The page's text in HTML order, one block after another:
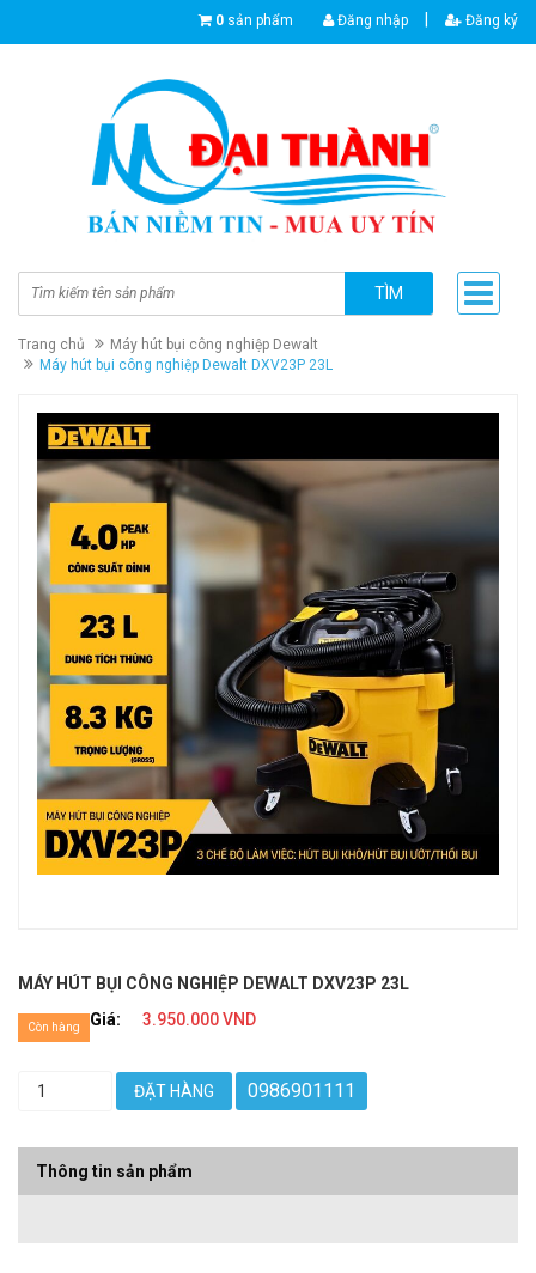
0 sản phẩm Đăng nhập Đăng ký
TÌM
Trang chủ
Máy hút bụi công nghiệp Dewalt
Máy hút bụi công nghiệp Dewalt DXV23P 23L
MÁY HÚT BỤI CÔNG NGHIỆP DEWALT DXV23P 23L
Giá:
3.950.000 VND
Còn hàng
ĐẶT HÀNG 0986901111
Thông tin sản phẩm